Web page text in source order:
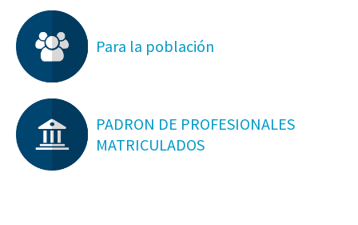
Para la población
PADRON DE PROFESIONALES
MATRICULADOS